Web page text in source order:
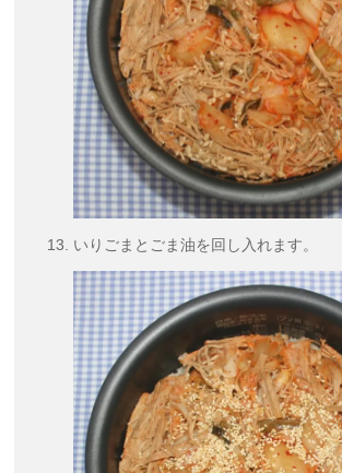
いりごまとごま油を回し入れます。